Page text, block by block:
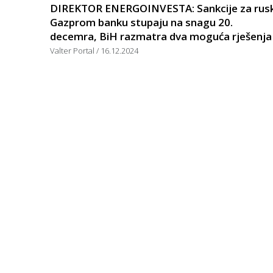
DIREKTOR ENERGOINVESTA: Sankcije za
Gazprom banku stupaju na snagu 20.
decemra, BiH razmatra dva moguća rješenja
Valter Portal 16.12.2024